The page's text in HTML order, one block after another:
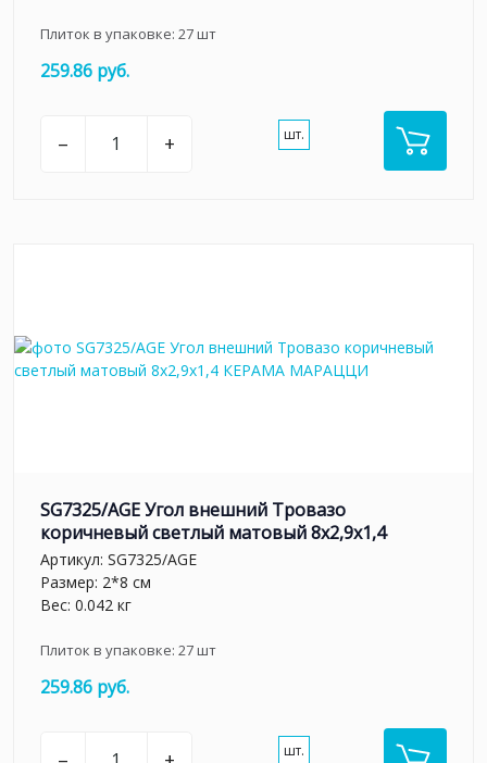
Плиток в упаковке: 27шт
259.86 руб.
– + шт.
SG7325/AGE Угол внешний Тровазо
коричневый светлый матовый 8x2,9x1,4
Артикул: SG7325/AGE
Размер: 2*8 см
Вес: 0.042 кг
Плиток в упаковке: 27шт
259.86 руб.
шт.